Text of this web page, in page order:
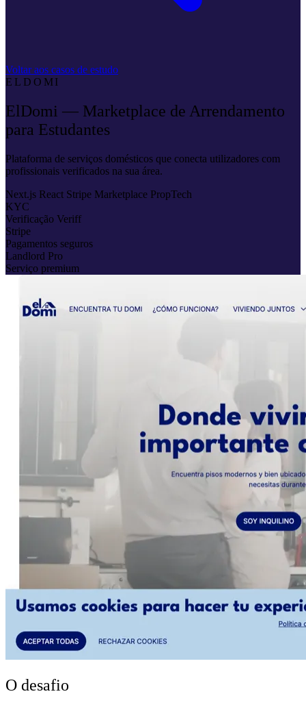
Voltar aos casos de estudo
ELDOMI
ElDomi — Marketplace de Arrendamento
para Estudantes
Plataforma de serviços domésticos que conecta utilizadores com
profissionais verificados na sua área.
Next.js React Stripe Marketplace PropTech
KYC
Verificação Veriff
Stripe
Pagamentos seguros
Landlord Pro
Serviço premium
O desafio